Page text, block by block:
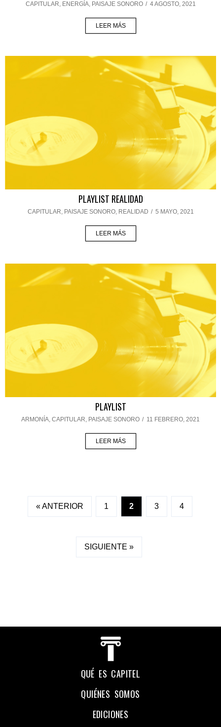
CAPITULAR, ENERGÍA, PAISAJE SONORO / 4 AGOSTO, 2021
LEER MÁS
PLAYLIST REALIDAD
CAPITULAR, PAISAJE SONORO, REALIDAD / 5 MAYO, 2021
LEER MÁS
PLAYLIST
ARMONÍA, CAPITULAR, PAISAJE SONORO / 11 FEBRERO, 2021
LEER MÁS
« ANTERIOR 1 2 3 4
SIGUIENTE »
QUÉ ES CAPITEL
QUIÉNES SOMOS
EDICIONES